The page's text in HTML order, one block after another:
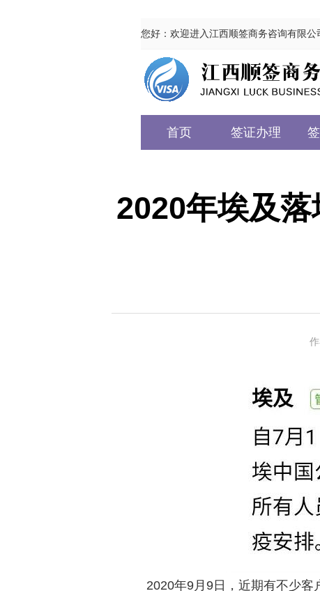
您好：欢迎进入江西顺签商务咨询有限公
首页 签证办理
2020年埃及
2020年9月9日，近期有不少